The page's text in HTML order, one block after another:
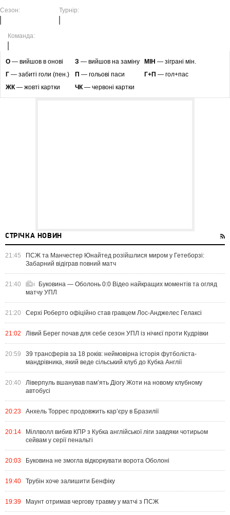
Сезон: Турнір:
Команда:
O — вийшов в онові З — вийшов на заміну МІН — зіграні мін.
Г — забиті голи (пен.) П — гольові паси Г+П — гол+пас
ЖК— жовті картки ЧК— червоні картки
СТРІЧКА НОВИН
21:45
ПСЖ та Манчестер Юнайтед розійшлися миром у Гетеборзі:
Забарний відіграв повний матч
21:40
Буковина — Оболонь 0:0 Відео найкращих моментів та огляд
матчу УПЛ
21:20 Серхі Роберто офіційно став гравцем Лос-Анджелес Гелаксі
21:02 Лівий Берег почав для себе сезон УПЛ із нічиєї проти Кудрівки
20:59
39 трансферів за 18 років: неймовірна історія футболіста-
мандрівника, який веде сільський клуб до Кубка Англії
20:40
Ліверпуль вшанував пам’ять Діогу Жоти на новому клубному
автобусі
20:23 Анхель Торрес продовжить кар’єру в Бразилії
20:14
Міллволл вибив КПР з Кубка англійської ліги завдяки чотирьом
сейвам у серії пенальті
20:03 Буковина не змогла відкоркувати ворота Оболоні
19:40 Трубін хоче залишити Бенфіку
19:39 Маунт отримав чергову травму у матчі з ПСЖ